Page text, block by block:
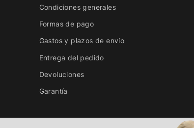
Condiciones generales
Formas de pago
Gastos y plazos de envío
Entrega del pedido
Devoluciones
Garantía